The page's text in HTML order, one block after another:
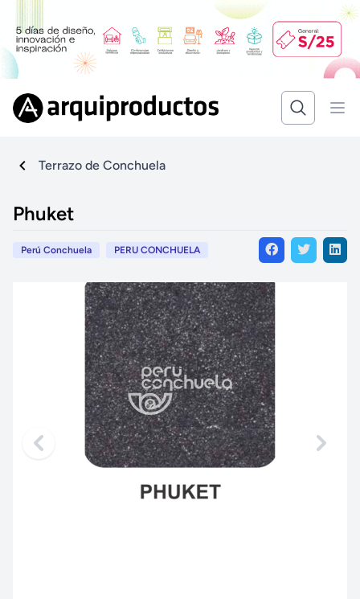
Terrazo de Conchuela
Phuket
Perú Conchuela PERU CONCHUELA